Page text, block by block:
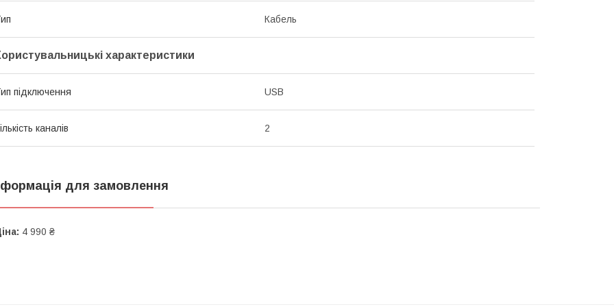
Кабель
характеристики
підключення USB
каналів 2
для замовлення
4 990 ₴